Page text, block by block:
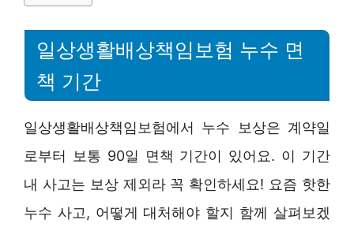
일상생활배상책임보험 누수 면
책 기간
일상생활배상책임보험에서 누수 보상은 계약일
로부터 보통 90일 면책 기간이 있어요. 이 기간
내 사고는 보상 제외라 꼭 확인하세요! 요즘 핫한
누수 사고, 어떻게 대처해야 할지 함께 살펴보겠